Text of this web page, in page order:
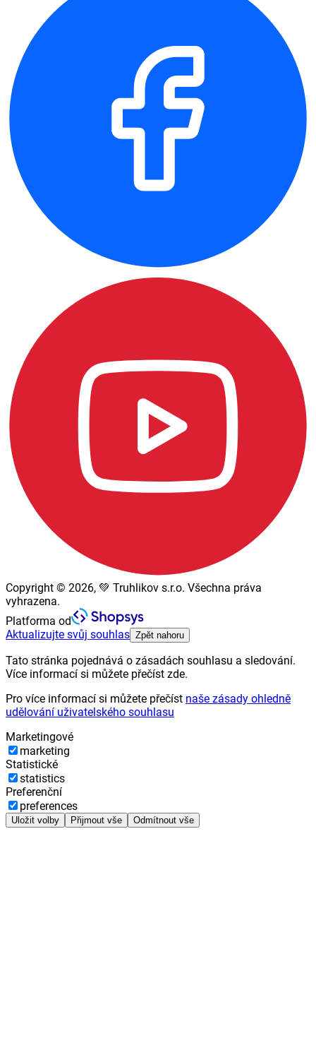
Copyright © 2026, 💚 Truhlikov s.r.o. Všechna práva
vyhrazena.
Platforma od
Aktualizujte svůj souhlas Zpět nahoru
Tato stránka pojednává o zásadách souhlasu a sledování.
Více informací si můžete přečíst zde.
Pro více informací si můžete přečíst naše zásady ohledně
udělování uživatelského souhlasu
Marketingové
marketing
Statistické
statistics
Preferenční
preferences
Uložit volby Přijmout vše Odmítnout vše